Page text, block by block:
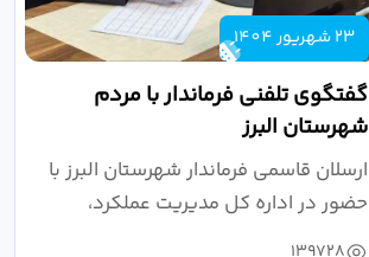
23 شهریور 1404
گفتگوی تلفنی فرماندار با مردم
شهرستان البرز
ارسلان قاسمی فرماندار شهرستان البرز با
حضور در اداره کل مدیریت عملکرد،
بازرسی...